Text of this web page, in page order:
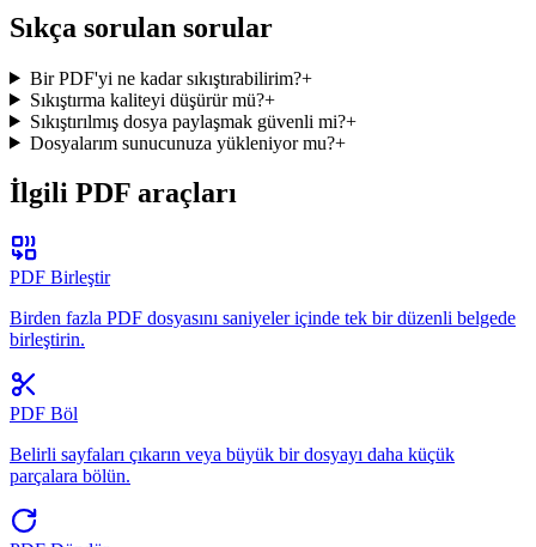
Sıkça sorulan sorular
Bir PDF'yi ne kadar sıkıştırabilirim?+
Sıkıştırma kaliteyi düşürür mü?+
Sıkıştırılmış dosya paylaşmak güvenli mi?+
Dosyalarım sunucunuza yükleniyor mu?+
İlgili PDF araçları
PDF Birleştir
Birden fazla PDF dosyasını saniyeler içinde tek bir düzenli belgede
birleştirin.
PDF Böl
Belirli sayfaları çıkarın veya büyük bir dosyayı daha küçük
parçalara bölün.